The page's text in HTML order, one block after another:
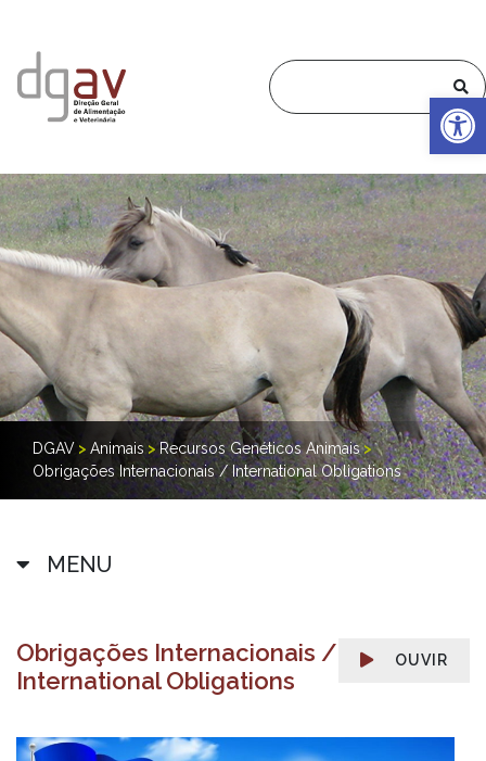
DGAV > Animais >Recursos Genéticos Animais>
Obrigações Internacionais / International Obligations
MENU
OUVIR
Obrigações Internacionais /
International Obligations